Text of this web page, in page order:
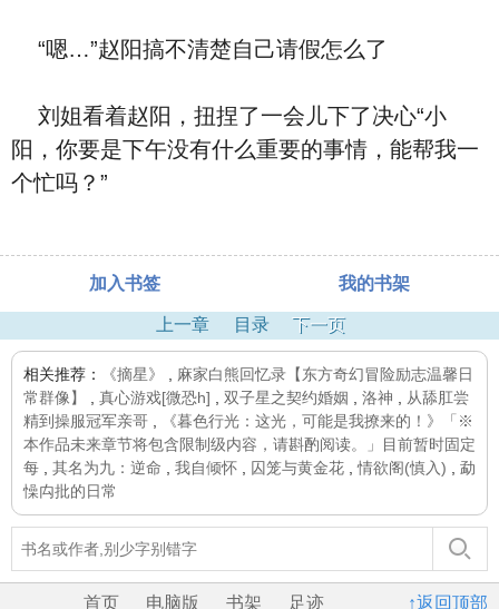
“嗯…”赵阳搞不清楚自己请假怎么了
刘姐看着赵阳，扭捏了一会儿下了决心“小
阳，你要是下午没有什么重要的事情，能帮我一
个忙吗？”
加入书签 我的书架
上一章 目录 下一页
相关推荐： 《摘星》
麻家白熊回忆录【东方奇幻冒险励志温馨日
常群像】
真心游戏[微恐h] 双子星之契约婚姻 洛神
从舔肛尝
精到操服冠军亲哥
《暮色行光：这光，可能是我撩来的！》「※
本作品未来章节将包含限制级内容，请斟酌阅读。」目前暂时固定
每
其名为九：逆命 我自倾怀 囚笼与黄金花 ,情欲阁(慎入)
勐
懆禸批的日常
↑返回顶部
首页 电脑版 书架 足迹